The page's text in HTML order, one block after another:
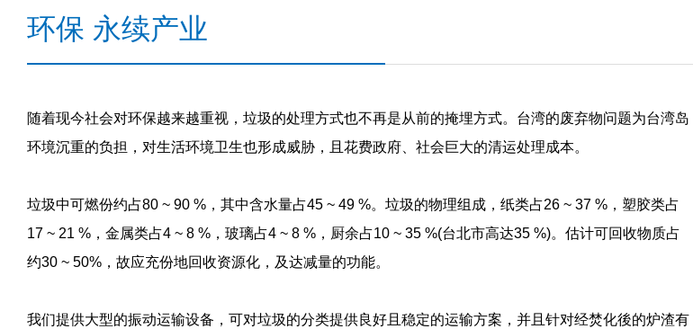
环保 永续产业
随着现今社会对环保越来越重视，垃圾的处理方式也不再是从前的掩埋方式。台湾的废弃物问题为台湾岛
环境沉重的负担，对生活环境卫生也形成威胁，且花费政府、社会巨大的清运处理成本。
垃圾中可燃份约占80 ~ 90 %，其中含水量占45 ~ 49 %。垃圾的物理组成，纸类占26 ~ 37 %，塑胶类占
17 ~ 21 %，金属类占4 ~ 8 %，玻璃占4 ~ 8 %，厨余占10 ~ 35 %(台北市高达35 %)。估计可回收物质占
约30 ~ 50%，故应充份地回收资源化，及达减量的功能。
我们提供大型的振动运输设备，可对垃圾的分类提供良好且稳定的运输方案，并且针对经焚化後的炉渣有